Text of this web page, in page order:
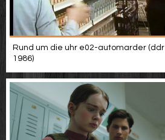
Rund um die uhr e02-automarder (ddr
1986)